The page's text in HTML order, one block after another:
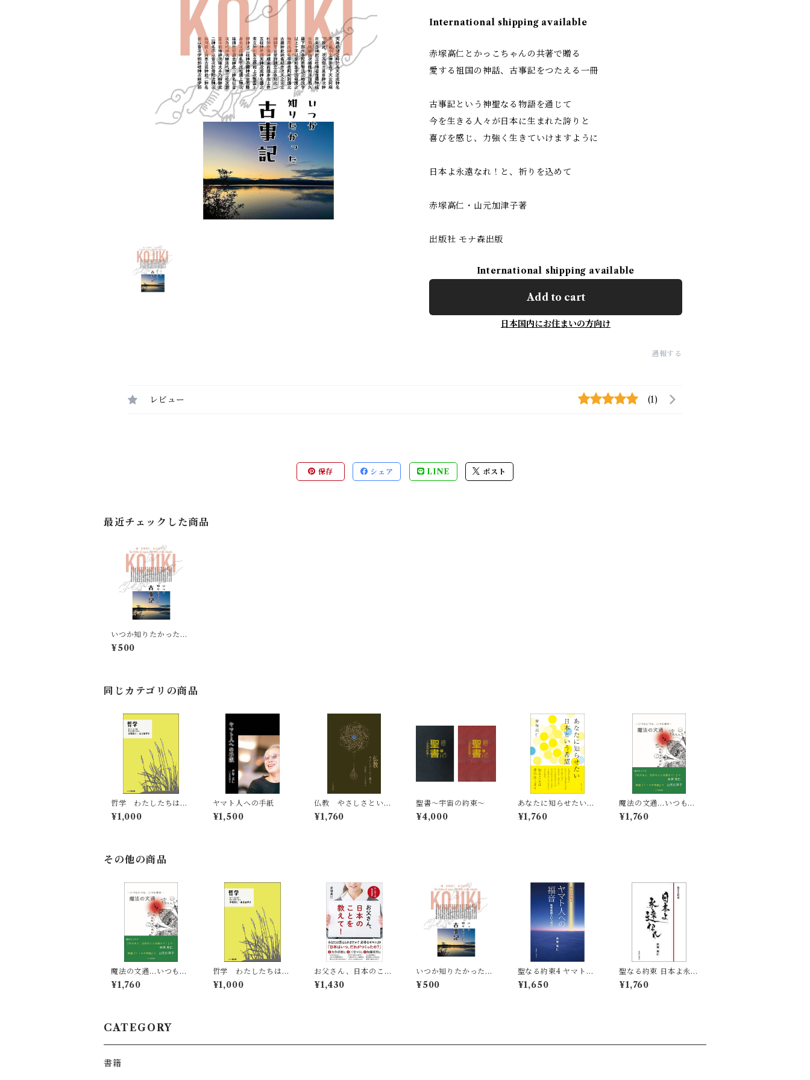
International shipping available
赤塚高仁とかっこちゃんの共著で贈る
愛する祖国の神話、古事記をつたえる一冊
古事記という神聖なる物語を通じて
今を生きる人々が日本に生まれた誇りと
喜びを感じ、力強く生きていけますように
日本よ永遠なれ！と、祈りを込めて
赤塚高仁・山元加津子著
出版社 モナ森出版
International shipping available
Add to cart
日本国内にお住まいの方向け
通報する
レビュー (1)
保存 シェア LINE ポスト
最近チェックした商品
いつか知りたかった古
事記
¥500
同じカテゴリの商品
哲学 わたしたちは考
える葦である
¥1,000
ヤマト人への手紙
¥1,500
仏教 やさしさという
教え
¥1,760
聖書〜宇宙の約束〜
¥4,000
あなたに知らせたい
日本という希望
¥1,760
魔法の文通…いつもい
つも、いつも幸せ
¥1,760
その他の商品
魔法の文通…いつもい
つも、いつも幸せ
¥1,760
哲学 わたしたちは考
える葦である
¥1,000
お父さん、日本のこと
を教えて! ──はじめ
ての日本国史
¥1,430
いつか知りたかった古
事記
¥500
聖なる約束4 ヤマト人
への福音 教育勅語とい
う祈り
¥1,650
聖なる約束 日本よ永遠
なれ
¥1,760
CATEGORY
書籍